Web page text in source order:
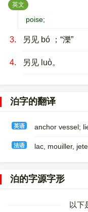
英文 ：
poise;
3. 另见 bó ；“濼”
4. 另见 luò。
泊字的翻译
英语 anchor vessel;
法语 lac, mouiller,
泊的字源字形
以下